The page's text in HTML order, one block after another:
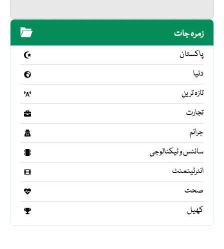
زمرہ جات
پاکستان
دنیا
تازہ ترین
تجارت
جرائم
سائنس و ٹیکنالوجی
انٹرٹینمنٹ
صحت
کھیل